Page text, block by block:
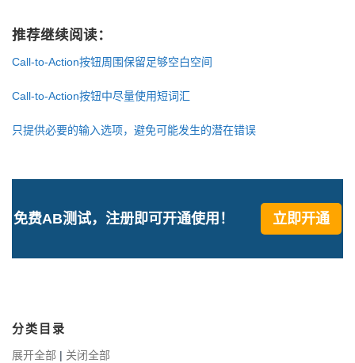
推荐继续阅读：
Call-to-Action按钮周围保留足够空白空间
Call-to-Action按钮中尽量使用短词汇
只提供必要的输入选项，避免可能发生的潜在错误
免费AB测试，注册即可开通使用！ 立即开通
分类目录
展开全部 | 关闭全部